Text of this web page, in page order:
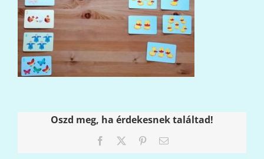
Oszd meg, ha érdekesnek találtad!
Facebook PinterestEmail: